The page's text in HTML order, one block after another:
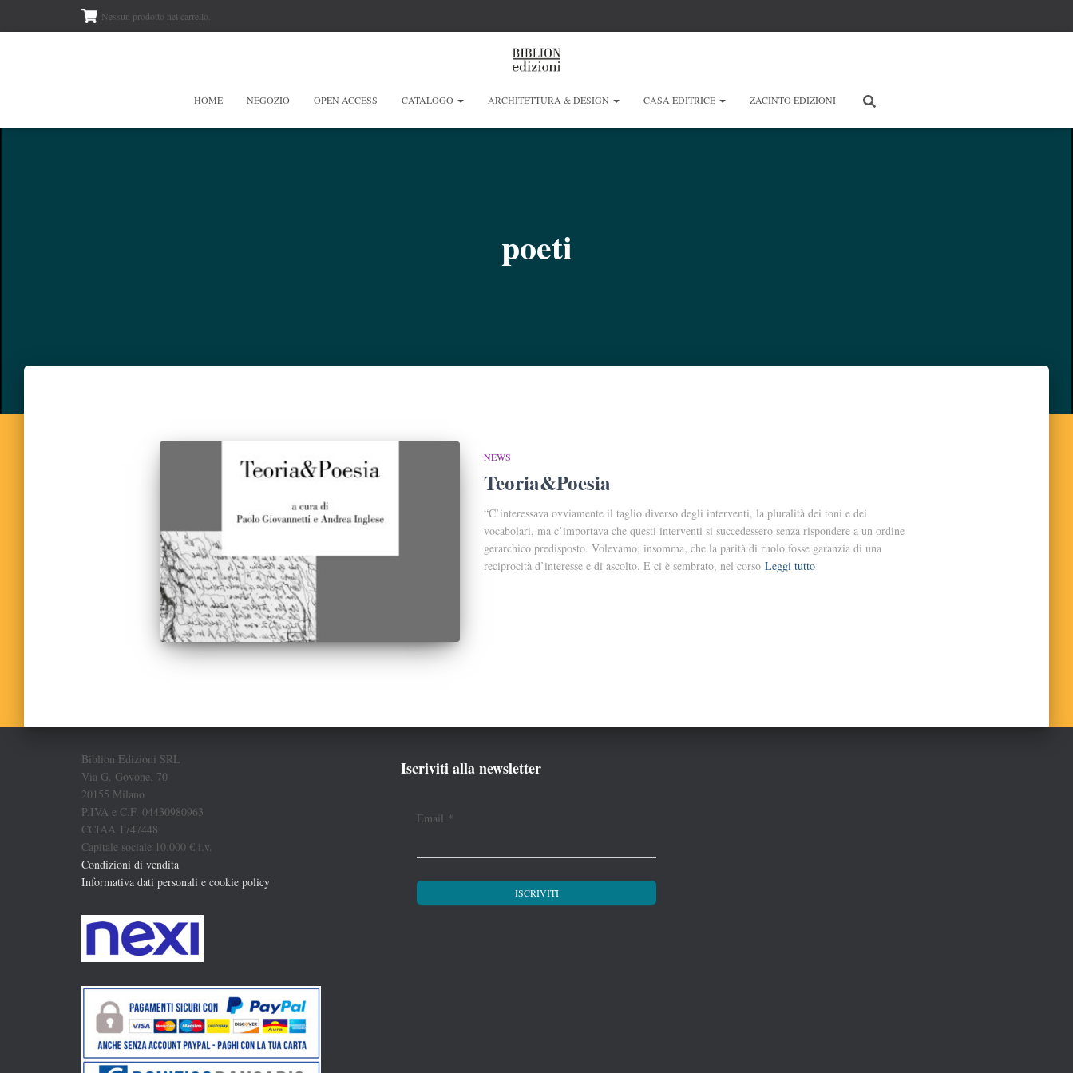
Nessun prodotto nel carrello.
HOME NEGOZIO OPEN ACCESS CATALOGO ARCHITETTURA & DESIGN CASA EDITRICE ZACINTO EDIZIONI
poeti
NEWS
Teoria&Poesia
“C’interessava ovviamente il taglio diverso degli interventi, la pluralità dei toni e dei
vocabolari, ma c’importava che questi interventi si succedessero senza rispondere a un ordine
gerarchico predisposto. Volevamo, insomma, che la parità di ruolo fosse garanzia di una
reciprocità d’interesse e di ascolto. E ci è sembrato, nel corso Leggi tutto
Biblion Edizioni SRL
Via G. Govone, 70
20155 Milano
P.IVA e C.F. 04430980963
CCIAA 1747448
Capitale sociale 10.000 € i.v.
Condizioni di vendita
Informativa dati personali e cookie policy
Iscriviti alla newsletter
Email *